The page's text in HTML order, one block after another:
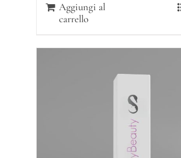
Aggiungi al
carrello